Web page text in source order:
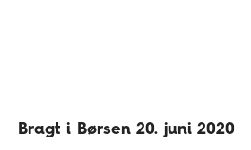
Bragt i Børsen 20. juni 2020